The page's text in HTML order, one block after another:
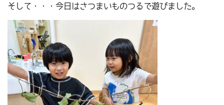
そして・・・今日はさつまいものつるで遊びました。